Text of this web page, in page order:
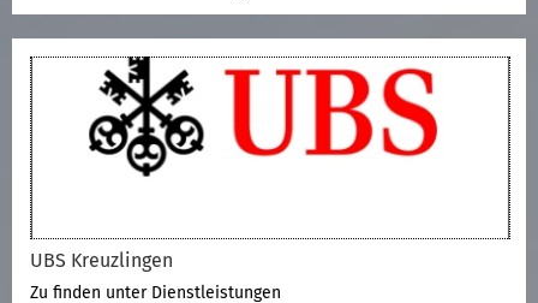
UBS Kreuzlingen
Zu finden unter Dienstleistungen